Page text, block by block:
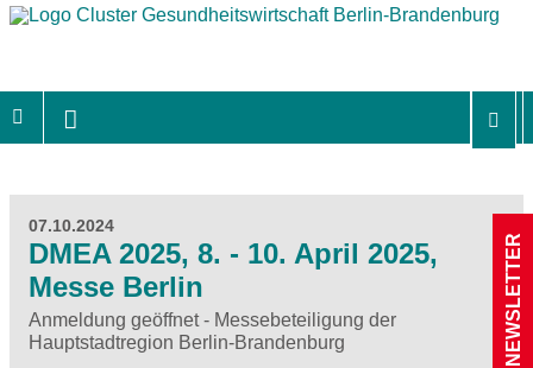
07.10.2024
DMEA 2025, 8. - 10. April 2025,
Messe Berlin
Anmeldung geöffnet - Messebeteiligung der
Hauptstadtregion Berlin-Brandenburg
NEWSLETTER